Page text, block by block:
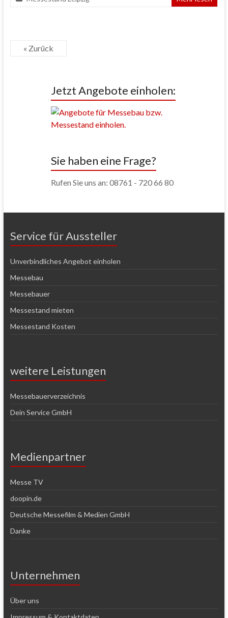
« Zurück
Jetzt Angebote einholen:
Sie haben eine Frage?
Rufen Sie uns an: 08761 - 720 66 80
Service für Aussteller
Unverbindliches Angebot einholen
Messebau
Messebauer
Messestand mieten
Messestand Kosten
weitere Leistungen
Messebauerverzeichnis
Dein Service GmbH
Medienpartner
Messe TV
doopin.de
Deutsche Messefilm & Medien GmbH
Danke
Unternehmen
Über uns